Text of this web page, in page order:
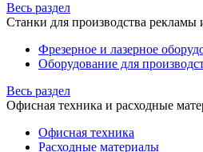
Весь раздел
Станки для производства рекламы
Фрезерное и лазерное
Оборудование для
Весь раздел
Офисная техника и расходные
Офисная техника
Расходные материалы